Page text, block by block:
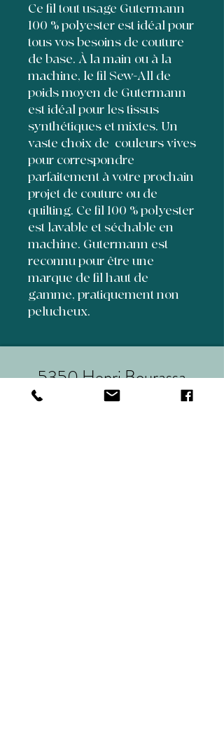
Ce fil tout usage Gutermann
100 % polyester est idéal pour
tous vos besoins de couture
de base. À la main ou à la
machine, le fil Sew-All de
poids moyen de Gutermann
est idéal pour les tissus
synthétiques et mixtes. Un
vaste choix de couleurs vives
pour correspondre
parfaitement à votre prochain
projet de couture ou de
quilting. Ce fil 100 % polyester
est lavable et séchable en
machine. Gutermann est
reconnu pour être une
marque de fil haut de
gamme, pratiquement non
pelucheux.
5350 Henri Bourassa
suite 70